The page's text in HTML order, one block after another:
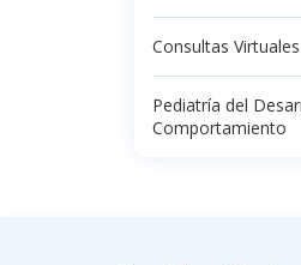
Consultas Virtuales
Pediatría del
Comportamiento